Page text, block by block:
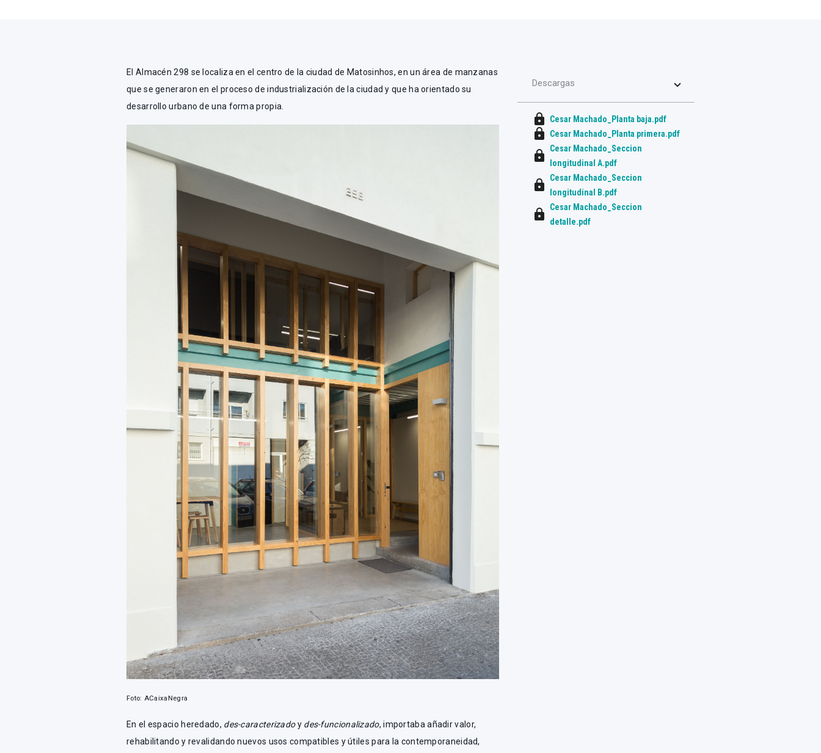
El Almacén 298 se localiza en el centro de la ciudad de Matosinhos, en un área de manzanas
que se generaron en el proceso de industrialización de la ciudad y que ha orientado su
desarrollo urbano de una forma propia.
Foto: ACaixaNegra
En el espacio heredado, des-caracterizadoy des-funcionalizado, importaba añadir valor,
rehabilitando y revalidando nuevos usos compatibles y útiles para la contemporaneidad,
Descargas
lock Cesar Machado_Planta baja.pdf
lock Cesar Machado_Planta primera.pdf
lock
Cesar Machado_Seccion
longitudinal A.pdf
lock
Cesar Machado_Seccion
longitudinal B.pdf
lock
Cesar Machado_Seccion
detalle.pdf